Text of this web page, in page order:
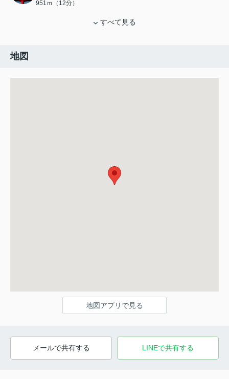
951ｍ（12分）
すべて見る
地図
地図アプリで見る
メールで共有する LINEで共有する